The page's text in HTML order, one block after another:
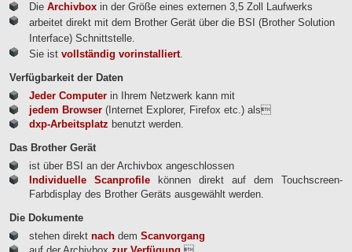
Die Archivbox in der Größe eines externen 3,5 Zoll Laufwerks
arbeitet direkt mit dem Brother Gerät über die BSI (Brother Solution
Interface) Schnittstelle.
Sie ist vollständig vorinstalliert.
Verfügbarkeit der Daten
Jeder Computer in Ihrem Netzwerk kann mit
jedem Browser (Internet Explorer, Firefox etc.) als
dxp-Arbeitsplatz benutzt werden.
Das Brother Gerät
ist über BSI an der Archivbox angeschlossen
Individuelle Scanprofile können direkt auf dem Touchscreen-
Farbdisplay des Brother Geräts ausgewählt werden.
Die Dokumente
stehen direkt nach dem Scanvorgang